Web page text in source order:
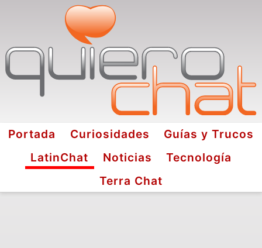
Portada Curiosidades
Guías y Trucos
LatinChat
Noticias
Tecnología
Terra Chat